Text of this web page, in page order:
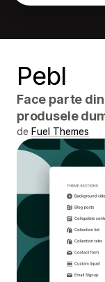
Pebl
Face parte din
produsele
de Fuel Themes